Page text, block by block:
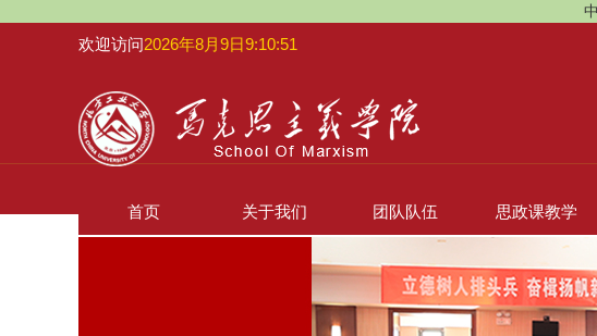
欢迎访问2026年8月9日9:10:52
首页 关于我们 团队队伍 思政课教学